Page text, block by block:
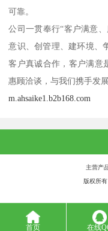
可靠。
公司一贯奉行“客户满意
意识、创管理、建环境、
客户真诚合作，客户满意
惠顾洽谈，与我们携手发展
m.ahsaike1.b2b168.com
主营产
版权所
首页 在线